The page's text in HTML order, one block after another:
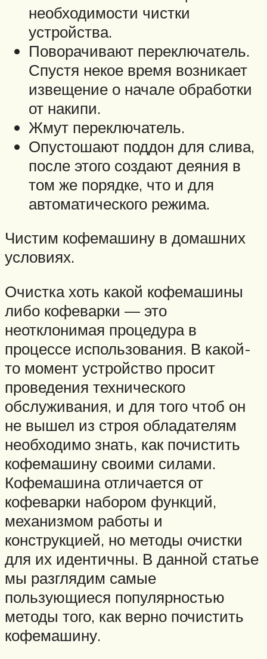
необходимости чистки
устройства.
Поворачивают переключатель.
Спустя некое время возникает
извещение о начале обработки
от накипи.
Жмут переключатель.
Опустошают поддон для слива,
после этого создают деяния в
том же порядке, что и для
автоматического режима.
Чистим кофемашину в домашних
условиях.
Очистка хоть какой кофемашины
либо кофеварки — это
неотклонимая процедура в
процессе использования. В какой-
то момент устройство просит
проведения технического
обслуживания, и для того чтоб он
не вышел из строя обладателям
необходимо знать, как почистить
кофемашину своими силами.
Кофемашина отличается от
кофеварки набором функций,
механизмом работы и
конструкцией, но методы очистки
для их идентичны. В данной статье
мы разглядим самые
пользующиеся популярностью
методы того, как верно почистить
кофемашину.